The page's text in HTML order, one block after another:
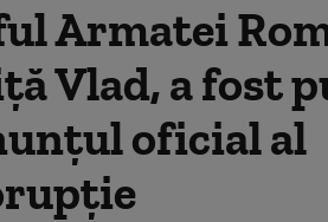
Armatei
Vlad, a fost
oficial al